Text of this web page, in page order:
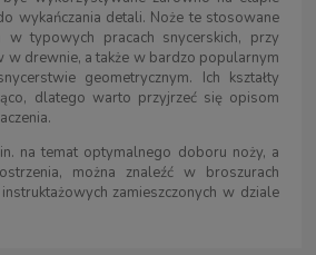
wykańczania detali. Noże te stosowane
w typowych pracach snycerskich, przy
drewnie, a także w bardzo popularnym
geometrycznym. Ich kształty
dlatego warto przyjrzeć się opisom
na temat optymalnego doboru noży, a
można znaleźć w broszurach
zamieszczonych w dziale